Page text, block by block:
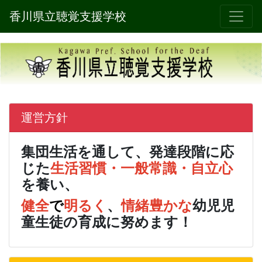
香川県立聴覚支援学校
運営方針
集団生活を通して、発達段階に応
じた生活習慣・ 一般常識 ・ 自立心
を養い、
健全で明るく 、情緒豊かな幼児児
童生徒の育成に努めます！